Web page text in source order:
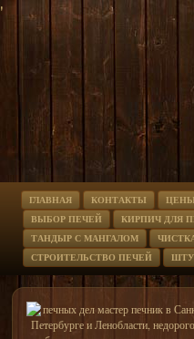
'
ГЛАВНАЯ КОНТАКТЫ
ВЫБОР ПЕЧЕЙ
КИРПИЧ ДЛЯ
ТАНДЫР С МАНГАЛОМ
СТРОИТЕЛЬСТВО ПЕЧЕЙ